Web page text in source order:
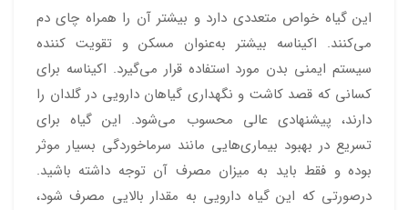
این گیاه خواص متعددی دارد و بیشتر آن را همراه چای دم
می‌کنند. اکیناسه بیشتر به‌عنوان مسکن و تقویت کننده
سیستم ایمنی بدن مورد استفاده قرار می‌گیرد. اکیناسه برای
کسانی که قصد کاشت و نگهداری گیاهان دارویی در گلدان را
دارند، پیشنهادی عالی محسوب می‌شود. این گیاه برای
تسریع در بهبود بیماری‌هایی مانند سرماخوردگی بسیار موثر
بوده و فقط باید به میزان مصرف آن توجه داشته باشید.
درصورتی که این گیاه دارویی به مقدار بالایی مصرف شود،